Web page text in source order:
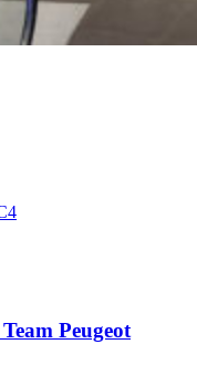
4
Peugeot